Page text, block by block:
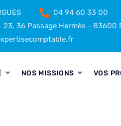
04 94 60 33 00
23, 36 Passage Hermès - 83600
NOS MISSIONS VOS